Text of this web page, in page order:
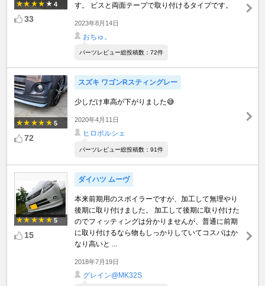
4
33
す。 ビスと両面テープで取り付けるタイプです。
2023年8月14日
おちゅ。
パーツレビュー総投稿数：72件
5
72
スズキ ワゴンRスティングレー
少しだけ車高が下がりました😅
2020年4月11日
ヒロポルシェ
パーツレビュー総投稿数：91件
5
15
ダイハツ ムーヴ
本来前期用のスポイラーですが、加工して無理やり
後期に取り付けました。 加工して後期に取り付けた
のでフィッティングは分かりませんが、普通に前期
に取り付けるなら物もしっかりしていてコスパはか
なり高いと ...
2018年7月19日
グレイン@MK32S